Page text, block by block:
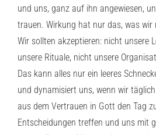
und uns, ganz auf ihn angewiesen,
trauen. Wirkung hat nur das, was
Wir sollten akzeptieren: nicht unsere
unsere Rituale, nicht unsere
Das kann alles nur ein leeres
und dynamisiert uns, wenn wir
aus dem Vertrauen in Gott den Tag
Entscheidungen treffen und uns mit